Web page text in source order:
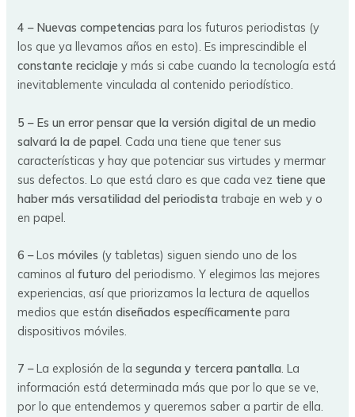
4 – Nuevas competencias para los futuros periodistas (y
los que ya llevamos años en esto). Es imprescindible el
constante reciclaje y más si cabe cuando la tecnología está
inevitablemente vinculada al contenido periodístico.
5 – Es un error pensar que la versión digital de un medio
salvará la de papel . Cada una tiene que tener sus
características y hay que potenciar sus virtudes y mermar
sus defectos. Lo que está claro es que cada vez tiene que
haber más versatilidad del periodista trabaje en web y o
en papel.
6 –Losmóviles (y tabletas) siguen siendo uno de los
caminos alfuturo del periodismo. Y elegimos las mejores
experiencias, así que priorizamos la lectura de aquellos
medios que estándiseñados específicamente para
dispositivos móviles.
7 –La explosión de lasegunda y tercera pantalla. La
información está determinada más que por lo que se ve,
por lo que entendemos y queremos saber a partir de ella.